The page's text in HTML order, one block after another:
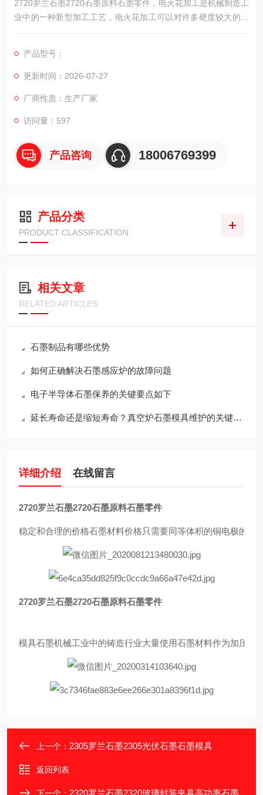
2720罗兰石墨2720石墨原料石墨零件，电火花加工是机械制造工
业中的一种新型加工工艺，电火花加工可以对许多硬度较大的金
属进行加工，并可加工形状复杂、精度要求较高的零部件，作为
产品型号：
更新时间：2026-07-27
厂商性质：生产厂家
访问量：597
产品咨询 18006769399
产品分类
PRODUCT CLASSIFICATION
相关文章
RELATED ARTICLES
石墨制品有哪些优势
如何正确解决石墨感应炉的故障问题
电子半导体石墨保养的关键要点如下
延长寿命还是缩短寿命？真空炉石墨模具维护的关键决策
详细介绍 在线留言
2720罗兰石墨2720石墨原料石墨零件
稳定和合理的价格石墨材料价格只需要同等体积的铜电极的
2720罗兰石墨2720石墨原料石墨零件
模具石墨机械工业中的铸造行业大量使用石墨材料作为加压
上一个： 2305罗兰石墨2305光伏石墨石墨模具
返回列表
2320罗兰石墨2320玻璃封装夹具高功率石墨